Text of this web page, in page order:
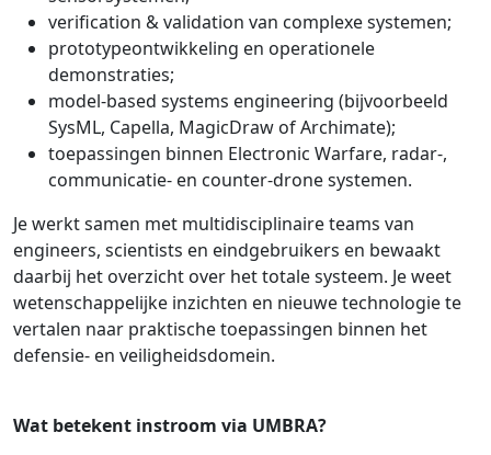
verification & validation van complexe systemen;
prototypeontwikkeling en operationele
demonstraties;
model-based systems engineering (bijvoorbeeld
SysML, Capella, MagicDraw of Archimate);
toepassingen binnen Electronic Warfare, radar-,
communicatie- en counter-drone systemen.
Je werkt samen met multidisciplinaire teams van
engineers, scientists en eindgebruikers en bewaakt
daarbij het overzicht over het totale systeem. Je weet
wetenschappelijke inzichten en nieuwe technologie te
vertalen naar praktische toepassingen binnen het
defensie- en veiligheidsdomein.
Wat betekent instroom via UMBRA?